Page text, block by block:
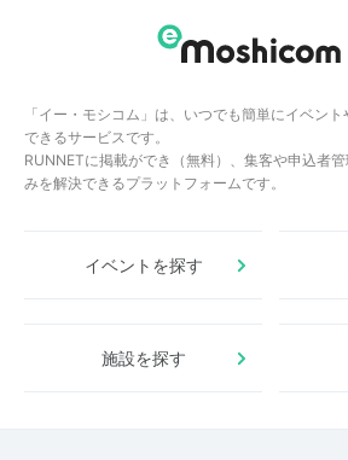
「イー・モシコム」は、いつでも簡単にイベン
できるサービスです。
RUNNETに掲載ができ（無料）、集客や申込者
みを解決できるプラットフォームです。
イベントを探す
施設を探す